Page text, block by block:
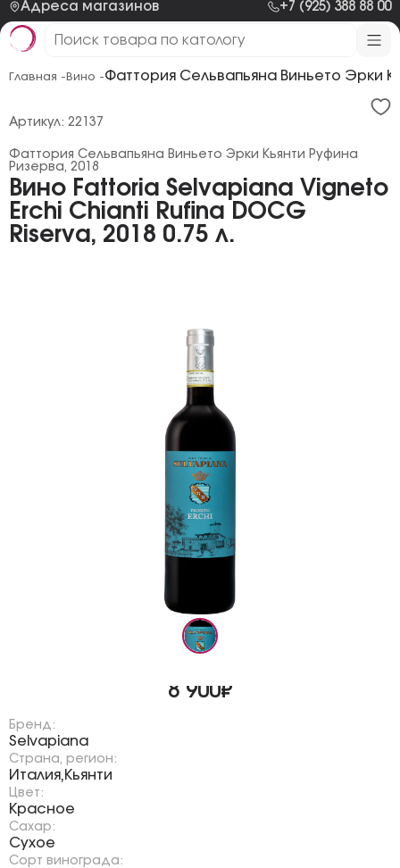
Адреса магазинов +7 (925) 388 88 00
Главная - Вино -Фаттория Сельвапьяна Виньето Эрки
Вино Fattoria Selvapiana Vigneto
Erchi Chianti Rufina DOCG
Riserva, 2018 0.75 л.
Фаттория Сельвапьяна Виньето Эрки Кьянти Руфина
Ризерва, 2018
Артикул: 22137
8 900₽
Бренд:
Selvapiana
Страна, регион:
Италия,Кьянти
Цвет:
Красное
Сахар:
Сухое
Сорт винограда: